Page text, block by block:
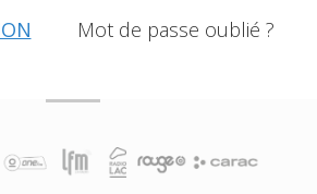
Mot de passe oublié ?